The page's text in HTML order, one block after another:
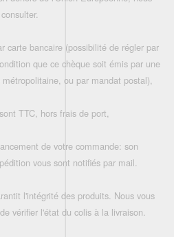
consulter.
carte bancaire (possibilité de régler par
que ce chèque soit émis par une
ou par mandat postal),
TTC, hors frais de port,
de votre commande: son
vous sont notifiés par mail.
l'intégrité des produits. Nous vous
vérifier l'état du colis à la livraison.